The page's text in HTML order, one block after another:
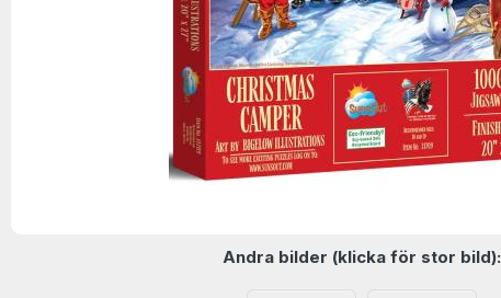
Andra bilder (klicka för stor bild):